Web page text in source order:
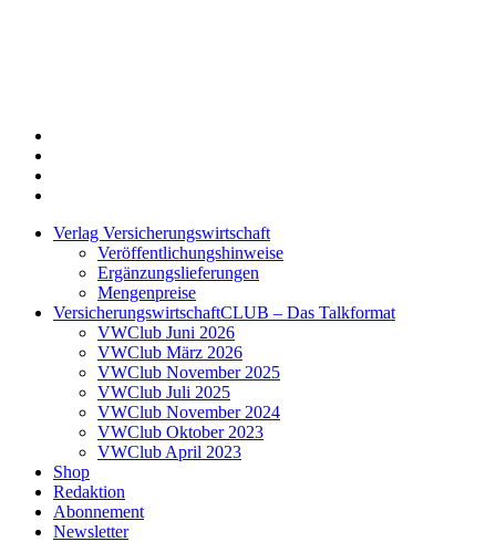
Verlag Versicherungswirtschaft
Veröffentlichungshinweise
Ergänzungslieferungen
Mengenpreise
VersicherungswirtschaftCLUB – Das Talkformat
VWClub Juni 2026
VWClub März 2026
VWClub November 2025
VWClub Juli 2025
VWClub November 2024
VWClub Oktober 2023
VWClub April 2023
Shop
Redaktion
Abonnement
Newsletter